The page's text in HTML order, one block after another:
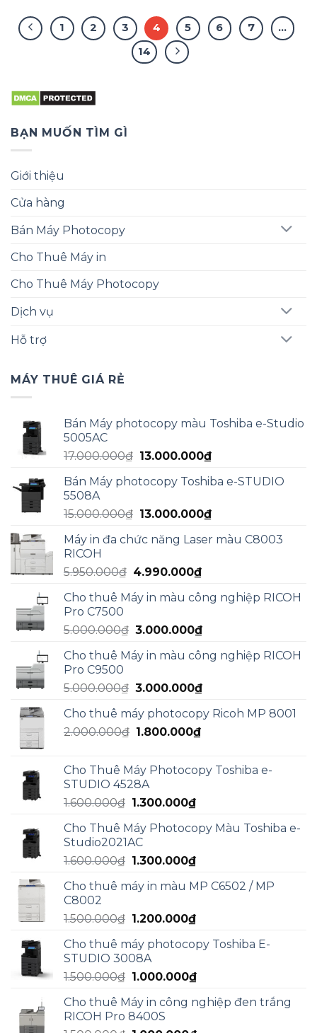
1 2 3 4 5 6 7
…
14
BẠN MUỐN TÌM GÌ
Giới thiệu
Cửa hàng
Bán Máy Photocopy
Cho Thuê Máy in
Cho Thuê Máy Photocopy
Dịch vụ
Hỗ trợ
MÁY THUÊ GIÁ RẺ
Bán Máy photocopy màu Toshiba e-Studio
5005AC
17.000.000₫ Giá
là:
13.000.000₫Giá
tại
13.000.000₫.
Bán Máy photocopy Toshiba e-STUDIO
5508A
15.000.000₫ Giá
là:
13.000.000₫Giá
tại
Máy in đa chức năng Laser màu C8003
RICOH
5.950.000₫ Giá
là:
4.990.000₫Giá
tại
4.990.000₫.
Cho thuê Máy in màu công nghiệp RICOH
Pro C7500
5.000.000₫ Giá
là:
3.000.000₫Giá
tại
3.000.000₫.
Cho thuê Máy in màu công nghiệp RICOH
Pro C9500
5.000.000₫ Giá
là:
5.000.000₫.
3.000.000₫Giá
tại
Cho thuê máy photocopy Ricoh MP 8001
2.000.000₫ Giá
2.000.000₫.
1.800.000₫Giá
là:
Cho Thuê Máy Photocopy Toshiba e-
STUDIO 4528A
1.600.000₫ Giá
là:
1.600.000₫.
1.300.000₫Giá
tại
1.300.000₫.
Cho Thuê Máy Photocopy Màu Toshiba e-
Studio2021AC
1.600.000₫ Giá
là:
1.300.000₫Giá
tại
1.300.000₫.
Cho thuê máy in màu MP C6502 / MP
C8002
1.500.000₫ Giá
là:
1.500.000₫.
1.200.000₫Giá
tại
1.200.000₫.
Cho thuê máy photocopy Toshiba E-
STUDIO 3008A
1.500.000₫ Giá
là:
1.500.000₫.
1.000.000₫Giá
tại
Cho thuê Máy in công nghiệp đen trắng
RICOH Pro 8400S